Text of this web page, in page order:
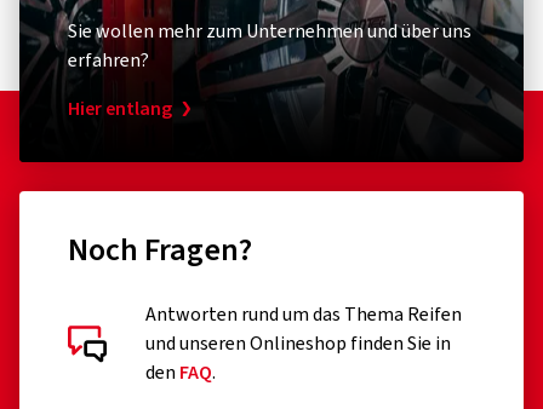
Sie wollen mehr zum Unternehmen und über uns
erfahren?
Hier entlang
Noch Fragen?
Antworten rund um das Thema Reifen
und unseren Onlineshop finden Sie in
den FAQ.